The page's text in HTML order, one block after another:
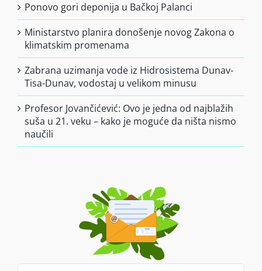
Ponovo gori deponija u Bačkoj Palanci
Ministarstvo planira donošenje novog Zakona o
klimatskim promenama
Zabrana uzimanja vode iz Hidrosistema Dunav-
Tisa-Dunav, vodostaj u velikom minusu
Profesor Jovančićević: Ovo je jedna od najblažih
suša u 21. veku – kako je moguće da ništa nismo
naučili